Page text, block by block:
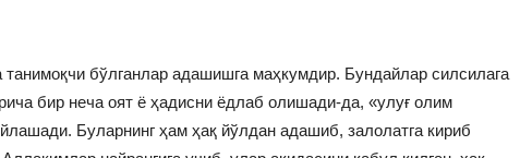
бўлганлар адашишга маҳкумдир. Бундайлар силсилага
бир неча оят ё ҳадисни ёдлаб олишади-да, «улуғ олим
Буларнинг ҳам ҳақ йўлдан адашиб, залолатга кириб